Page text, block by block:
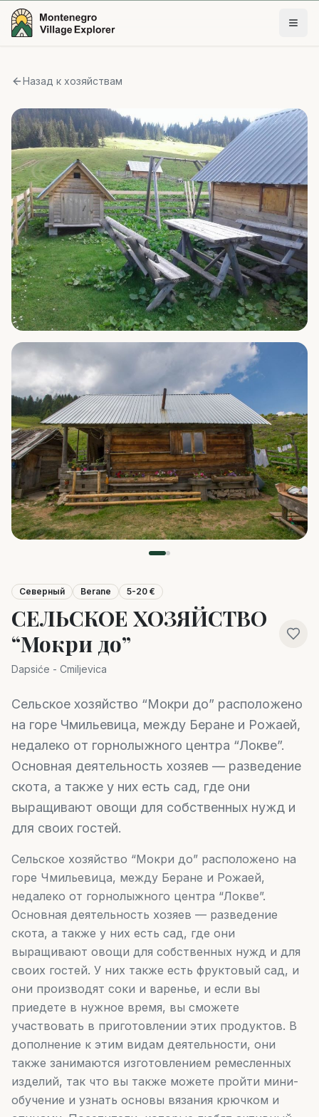
Назад к хозяйствам
Северный Berane 5-20 €
СЕЛЬСКОЕ ХОЗЯЙСТВО
“Мокри до”
Dapsiće - Cmiljevica
Сельское хозяйство “Мокри до” расположено
на горе Чмильевица, между Беране и Рожаей,
недалеко от горнолыжного центра “Локве”.
Основная деятельность хозяев — разведение
скота, а также у них есть сад, где они
выращивают овощи для собственных нужд и
для своих гостей.
Сельское хозяйство “Мокри до” расположено на
горе Чмильевица, между Беране и Рожаей,
недалеко от горнолыжного центра “Локве”.
Основная деятельность хозяев — разведение
скота, а также у них есть сад, где они
выращивают овощи для собственных нужд и для
своих гостей. У них также есть фруктовый сад, и
они производят соки и варенье, и если вы
приедете в нужное время, вы сможете
участвовать в приготовлении этих продуктов. В
дополнение к этим видам деятельности, они
также занимаются изготовлением ремесленных
изделий, так что вы также можете пройти мини-
обучение и узнать основы вязания крючком и